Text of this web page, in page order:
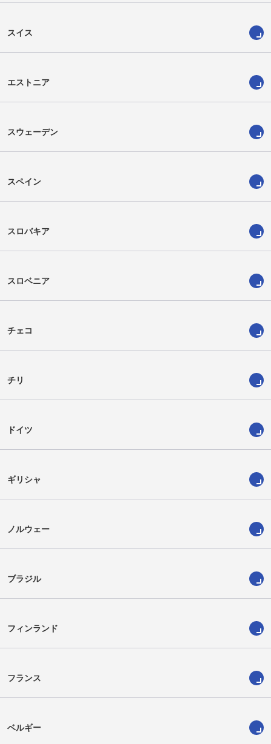
スイス
エストニア
スウェーデン
スペイン
スロバキア
スロベニア
チェコ
チリ
ドイツ
ギリシャ
ノルウェー
ブラジル
フィンランド
フランス
ベルギー